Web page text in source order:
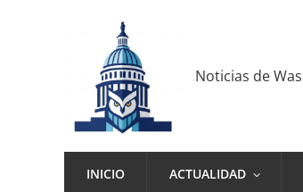
Noticias de
INICIO ACTUALIDAD